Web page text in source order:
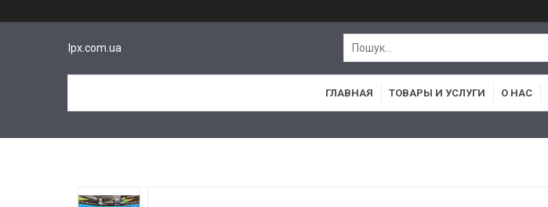
lpx.com.ua
ГЛАВНАЯ ТОВАРЫ И УСЛУГИ О НАС